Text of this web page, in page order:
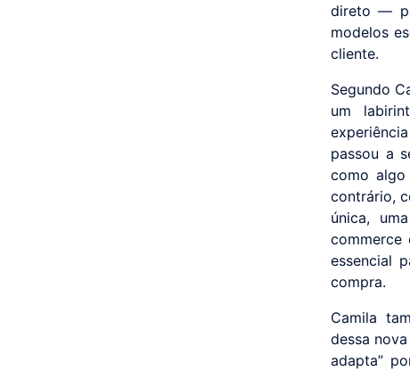
direto —
modelos
cliente.
Segundo
um
passou a
como
contrário,
única,
commerce
essencial
compra.
Camila
dessa
adapta”